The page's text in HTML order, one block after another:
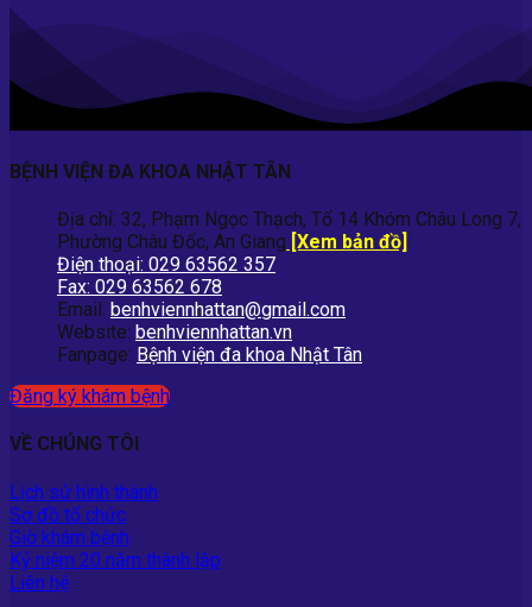
BỆNH VIỆN ĐA KHOA NHẬT TÂN
Địa chỉ: 32, Phạm Ngọc Thạch, Tổ 14 Khóm Châu Long 7,
Phường Châu Đốc, An Giang [Xem bản đồ]
Điện thoại: 029 63562 357
Fax: 029 63562 678
Email: benhviennhattan@gmail.com
Website: benhviennhattan.vn
Fanpage: Bệnh viện đa khoa Nhật Tân
Đăng ký khám bệnh
VỀ CHÚNG TÔI
Lịch sử hình thành
Sơ đồ tổ chức
Giờ khám bệnh
Kỷ niệm 20 năm thành lập
Liên hệ